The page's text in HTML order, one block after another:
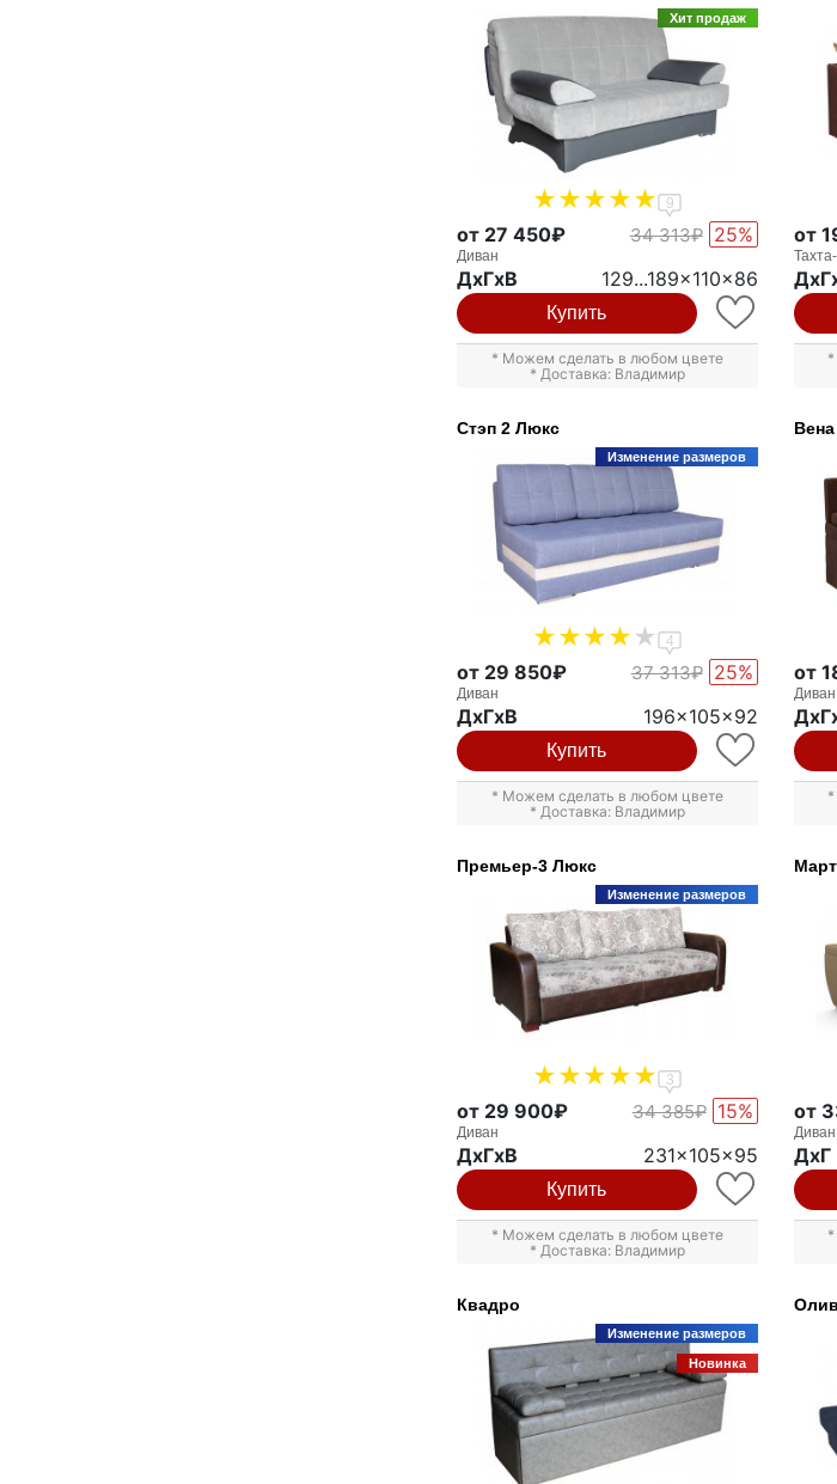
Хит продаж
9
от 27 450₽ 34 313₽ 25%
Диван
ДxГxВ 129...189x110x86
Купить
* Можем сделать в любом цвете
* Доставка: Владимир
от
Стэп 2 Люкс
Изменение размеров
4
от 29 850₽ 37 313₽ 25%
Диван
ДxГxВ 196x105x92
Купить
* Можем сделать в любом цвете
* Доставка: Владимир
Вена
от
Диван
Премьер-3 Люкс
Изменение размеров
3
от 29 900₽ 34 385₽ 15%
Диван
ДxГxВ 231x105x95
Купить
* Можем сделать в любом цвете
* Доставка: Владимир
от
Диван
ДxГ
Квадро
Изменение размеров
Новинка